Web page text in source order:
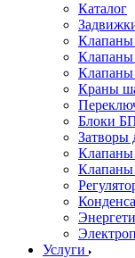
Каталог
Клапаны
Клапаны
Краны
Блоки
Затворы
Клапаны
Услуги